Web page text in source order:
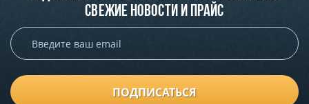
свежие новости и прайс
ПОДПИСАТЬСЯ